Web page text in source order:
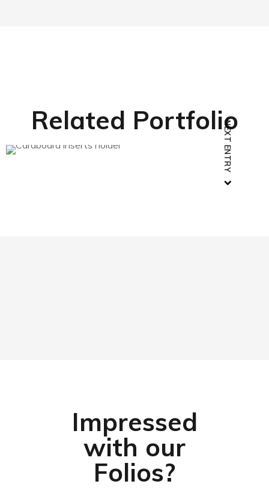
Related Portfolio
NEXT ENTRY
Impressed
with our
Folios?